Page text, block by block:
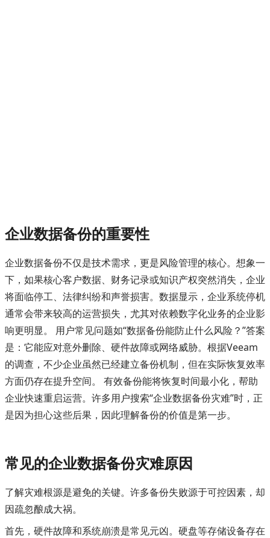
企业数据备份的重要性
企业数据备份不仅是技术需求，更是风险管理的核心。想象一
下，如果核心客户数据、财务记录或知识产权突然消失，企业
将面临停工、法律纠纷和声誉损害。数据显示，企业系统停机
通常会带来较高的运营损失，尤其对依赖数字化业务的企业影
响更明显。 用户常见问题如“数据备份能防止什么风险？”答案
是：它能应对意外删除、硬件故障或网络威胁。根据Veeam
的调查，不少企业虽然已经建立备份机制，但在实际恢复效率
方面仍存在提升空间。 有效备份能将恢复时间最小化，帮助
企业快速重启运营。许多用户搜索“企业数据备份灾难”时，正
是因为担心这些后果，因此理解备份的价值是第一步。
常见的企业数据备份灾难原因
了解灾难根源是避免的关键。许多备份失败源于可控因素，却
因疏忽酿成大祸。
首先，硬件故障和系统崩溃是常见元凶。硬盘等存储设备存在